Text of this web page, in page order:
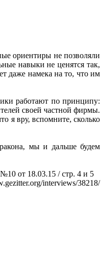
ориентиры не позволяли
навыки не ценятся так,
даже намека на то, что им
работают по принципу:
своей частной фирмы.
я вру, вспомните, сколько
мы и дальше будем
от 18.03.15 / стр. 4 и 5
interviews/38218/